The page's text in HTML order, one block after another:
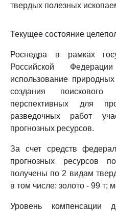
твердых полезных
Текущее состояние
Роснедра в рамках
Российской
использование
создания
перспективных для
разведочных работ
прогнозных ресурсов.
За счет средств
прогнозных ресурсов
получены по 2 видам
в том числе: золото - 99 т;
Уровень компенсации